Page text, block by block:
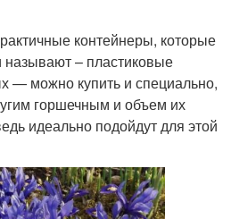
контейнеры, которые
называют – пластиковые
— можно купить и специально,
горшечным и объем их
идеально подойдут для этой